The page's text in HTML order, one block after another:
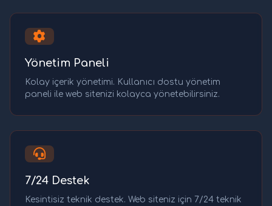
Yönetim Paneli
Kolay içerik yönetimi. Kullanıcı dostu yönetim
paneli ile web sitenizi kolayca yönetebilirsiniz.
7/24 Destek
Kesintisiz teknik destek. Web siteniz için 7/24 teknik